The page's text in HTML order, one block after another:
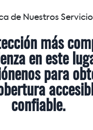
de Nuestros
más
en este
para
confiable.